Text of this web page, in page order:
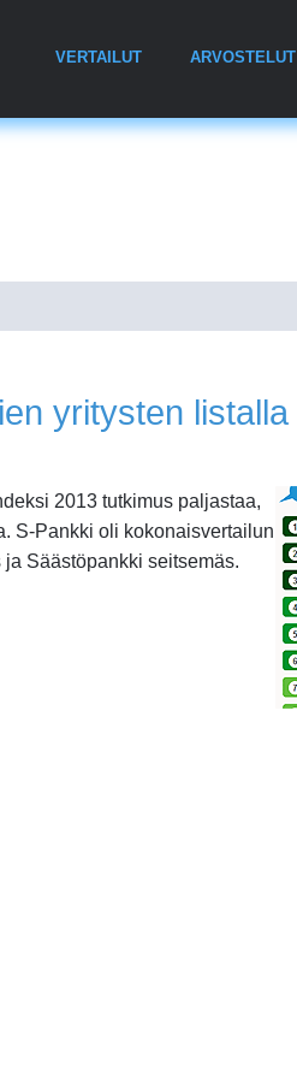
VERTAILUT ARVOSTELUT
yritysten listalla
2013 tutkimus paljastaa,
S-Pankki oli kokonaisvertailun
Säästöpankki seitsemäs.